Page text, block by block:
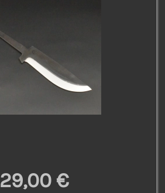
29,00 €